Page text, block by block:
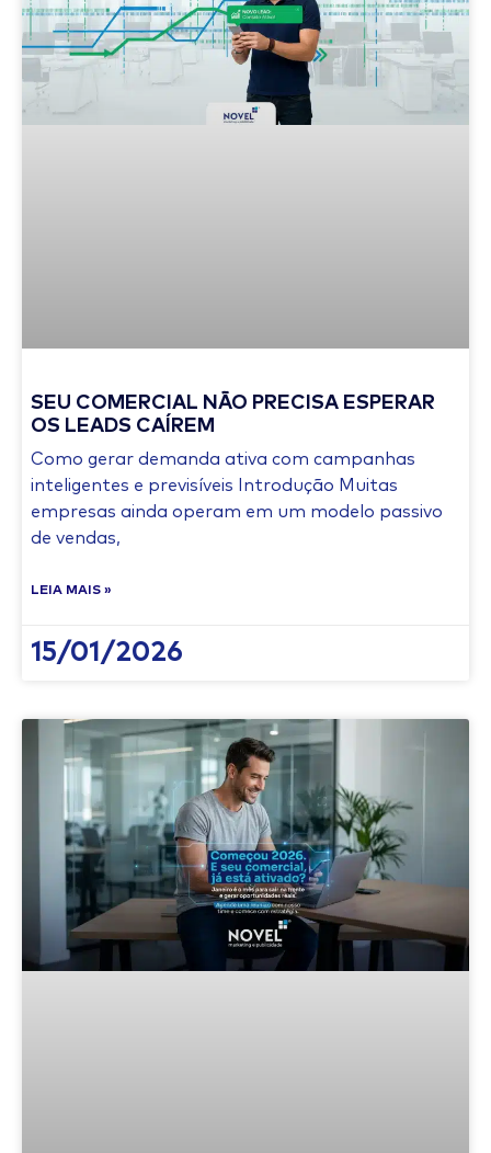
SEU COMERCIAL NÃO PRECISA ESPERAR
OS LEADS CAÍREM
Como gerar demanda ativa com campanhas
inteligentes e previsíveis Introdução Muitas
empresas ainda operam em um modelo passivo
de vendas,
LEIA MAIS »
15/01/2026